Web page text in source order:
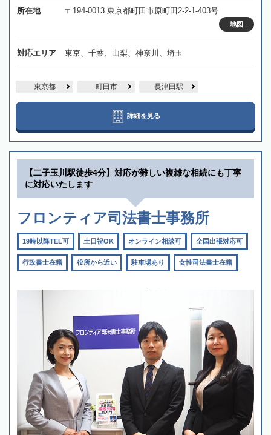
所在地 〒194-0013 東京都町田市原町田2-2-1-403号
地図
対応エリア 東京、千葉、山梨、神奈川、埼玉
東京都 町田市 長津田駅
詳細を見る
【二子玉川駅徒歩4分】対応が難しい複雑な相続にも丁寧
に対応いたします
フロンティア司法書士事務所
19時以降TEL可 土日祝OK オンライン相談可 全国出張対応可
行政書士在籍 役所から近い 駐車場あり 女性司法書士在籍